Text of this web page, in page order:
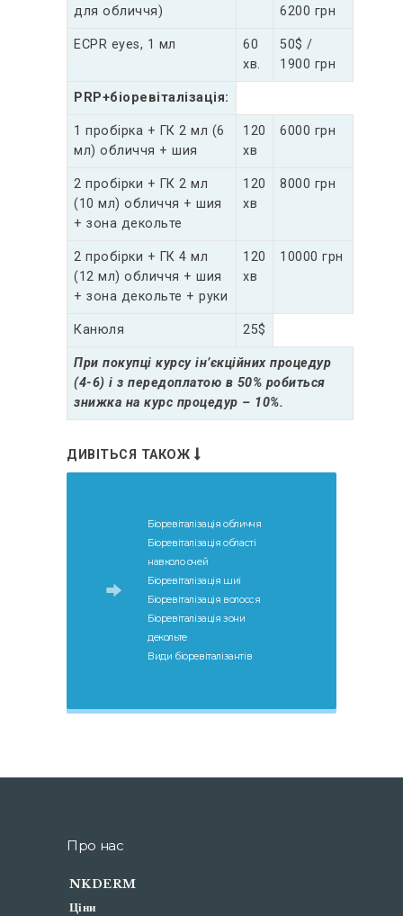
для обличчя)
6200 грн
ECPR eyes, 1 мл
60
хв.
50$ /
1900 грн
PRP+біоревіталізація:
1 пробірка + ГК 2 мл (6
мл) обличчя + шия
120
хв
6000 грн
2 пробірки + ГК 2 мл
(10 мл) обличчя + шия
+ зона декольте
120
хв
8000 грн
2 пробірки + ГК 4 мл
(12 мл) обличчя + шия
+ зона декольте + руки
120
хв
10000 грн
Канюля 25$
При покупці курсу ін’єкційних процедур
(4-6) і з передоплатою в 50% робиться
знижка на курс процедур – 10%.
ДИВІТЬСЯ ТАКОЖ
Біоревіталізація обличчя
Біоревіталізація області
навколо очей
Біоревіталізація шиї
Біоревіталізація волосся
Біоревіталізація зони
декольте
Види біоревіталізантів
Про нас
NKDERM
Ціни